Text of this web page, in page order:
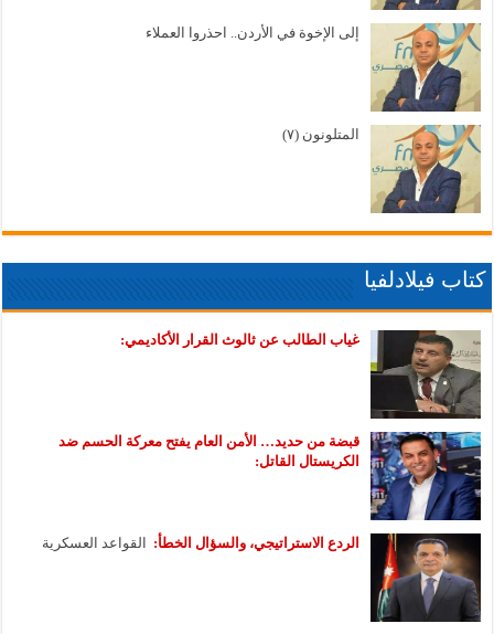
إلى الإخوة في الأردن.. احذروا العملاء
المتلونون (٧)
كتاب فيلادلفيا
غياب الطالب عن ثالوث القرار الأكاديمي:
قبضة من حديد… الأمن العام يفتح معركة الحسم ضد
الكريستال القاتل:
الردع الاستراتيجي، والسؤال الخطأ: القواعد العسكرية